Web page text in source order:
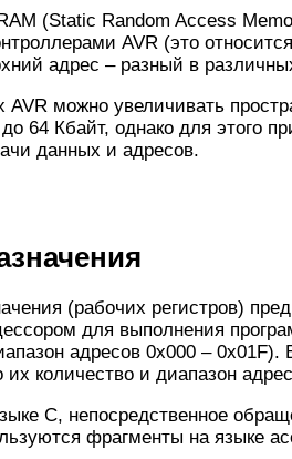
(Static Random Access
AVR (это
адрес – разный в
AVR можно увеличивать
64 Кбайт, однако для этого
данных и адресов.
(рабочих регистров)
для выполнения
адресов 0x000 –
количество и диапазон
С, непосредственное
фрагменты на языке